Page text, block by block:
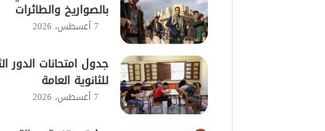
بالصواريخ والطائرات
7 أغسطس، 2026
جدول امتحانات الدور
للثانوية العامة
7 أغسطس، 2026